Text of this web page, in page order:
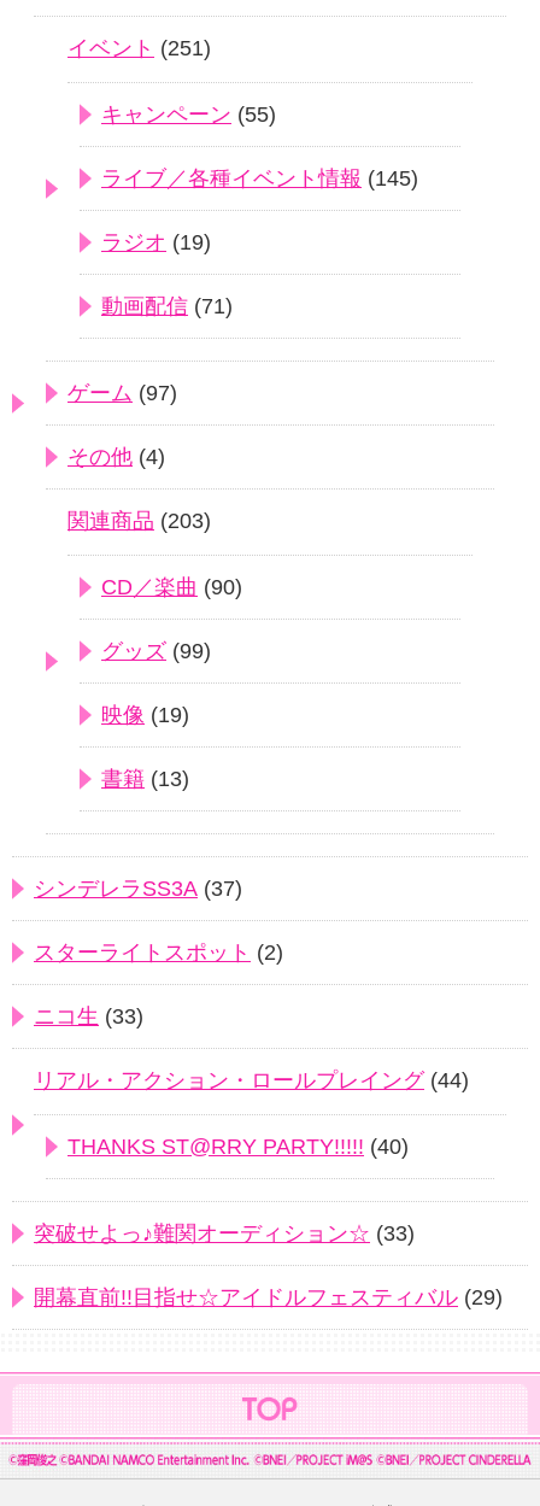
イベント (251)
キャンペーン (55)
ライブ／各種イベント情報 (145)
ラジオ (19)
動画配信 (71)
ゲーム (97)
その他 (4)
関連商品 (203)
CD／楽曲 (90)
グッズ (99)
映像 (19)
書籍 (13)
シンデレラSS3A (37)
スターライトスポット (2)
ニコ生 (33)
リアル・アクション・ロールプレイング(44)
THANKS ST@RRY PARTY!!!!! (40)
突破せよっ♪難関オーディション☆ (33)
開幕直前!!目指せ☆アイドルフェスティバル (29)